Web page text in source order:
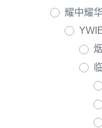
耀中耀